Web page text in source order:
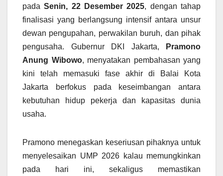
padaSenin, 22 Desember 2025, dengan tahap
finalisasi yang berlangsung intensif antara unsur
dewan pengupahan, perwakilan buruh, dan pihak
pengusaha. Gubernur DKI Jakarta,
Pramono
Anung Wibowo, menyatakan pembahasan yang
kini telah memasuki fase akhir di Balai Kota
Jakarta berfokus pada keseimbangan antara
kebutuhan hidup pekerja dan kapasitas dunia
usaha.
Pramono menegaskan keseriusan pihaknya untuk
menyelesaikan UMP 2026 kalau memungkinkan
pada hari ini, sekaligus memastikan